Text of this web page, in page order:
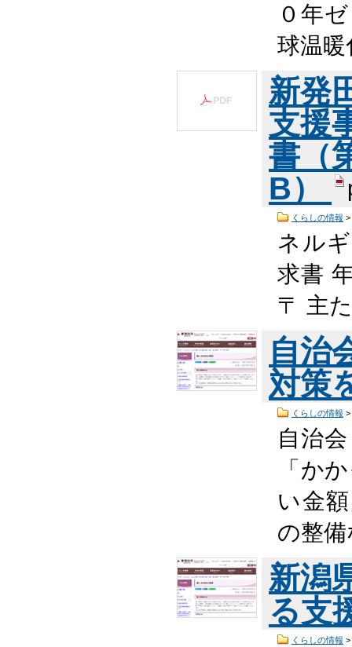
０年
球温
新発
支援
書（
B）
くらしの情報 >
ネル
求書
〒 主
自治
対策
くらしの情報 >
自治
「か
い金
の整
新潟
る支
くらしの情報 >